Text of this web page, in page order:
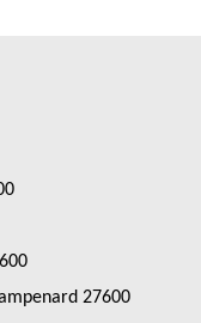
27600